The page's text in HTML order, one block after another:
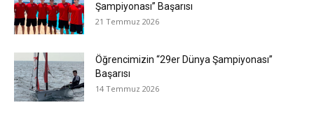
Şampiyonası” Başarısı
21 Temmuz 2026
Öğrencimizin “29er Dünya Şampiyonası”
Başarısı
14 Temmuz 2026